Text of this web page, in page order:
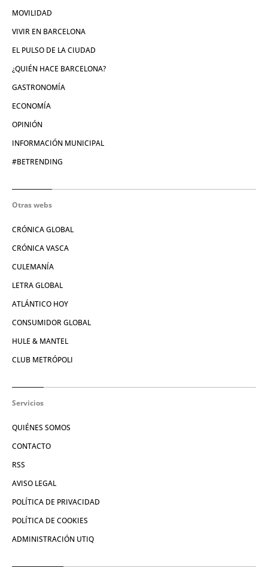
MOVILIDAD
VIVIR EN BARCELONA
EL PULSO DE LA CIUDAD
¿QUIÉN HACE BARCELONA?
GASTRONOMÍA
ECONOMÍA
OPINIÓN
INFORMACIÓN MUNICIPAL
#BETRENDING
Otras webs
CRÓNICA GLOBAL
CRÓNICA VASCA
CULEMANÍA
LETRA GLOBAL
ATLÁNTICO HOY
CONSUMIDOR GLOBAL
HULE & MANTEL
CLUB METRÓPOLI
Servicios
QUIÉNES SOMOS
CONTACTO
RSS
AVISO LEGAL
POLÍTICA DE PRIVACIDAD
POLÍTICA DE COOKIES
ADMINISTRACIÓN UTIQ